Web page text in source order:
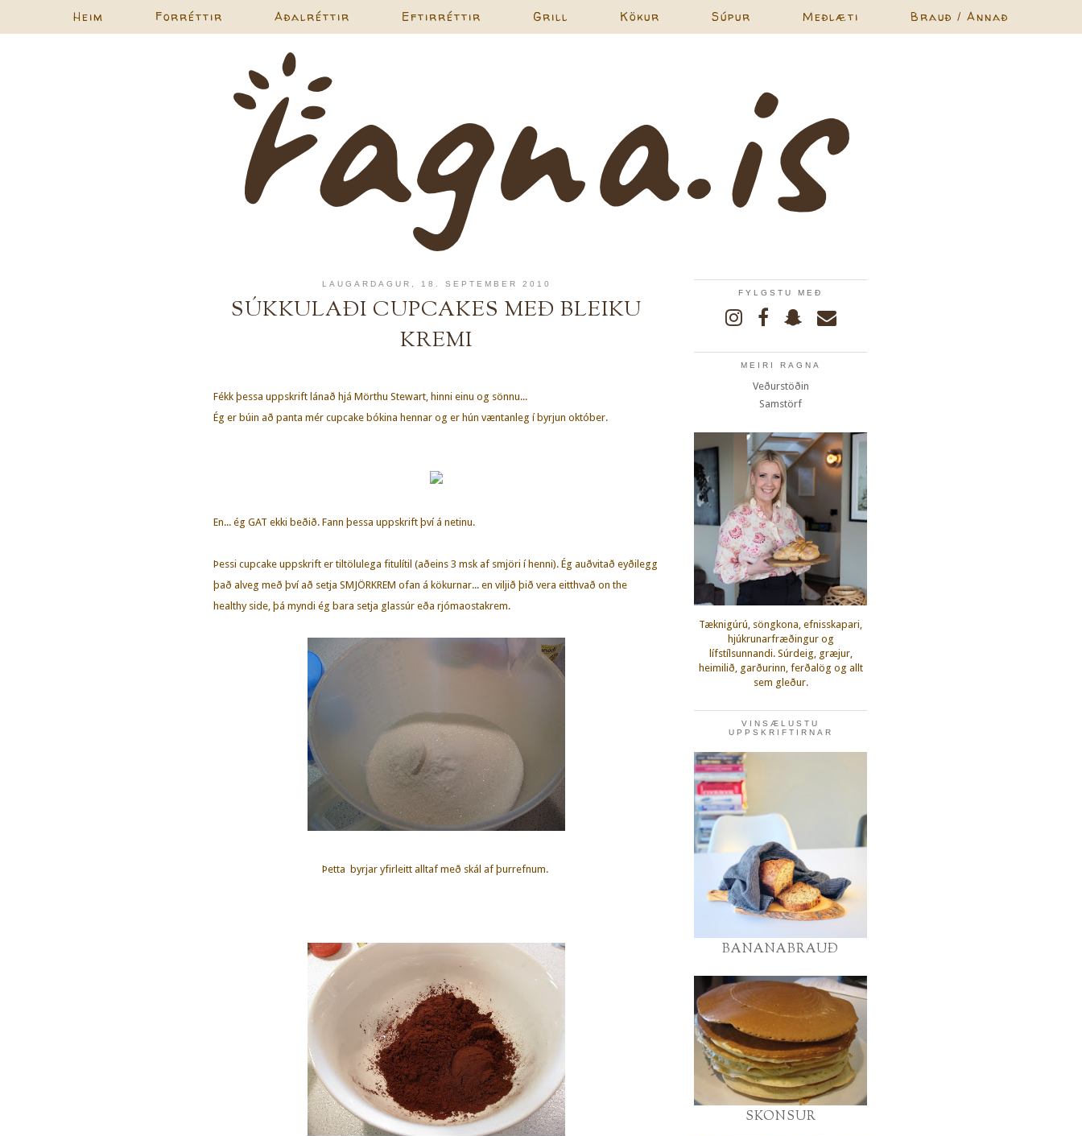
Heim Forréttir Aðalréttir Eftirréttir Grill Kökur Súpur Meðlæti Brauð / Annað
LAUGARDAGUR, 18. SEPTEMBER 2010
SÚKKULAÐI CUPCAKES MEÐ BLEIKU
KREMI
Fékk þessa uppskrift lánað hjá Mörthu Stewart, hinni einu og sönnu...
Ég er búin að panta mér cupcake bókina hennar og er hún væntanleg í byrjun október.
En... ég GAT ekki beðið. Fann þessa uppskrift því á netinu.
Þessi cupcake uppskrift er tiltölulega fitulítil (aðeins 3 msk af smjöri í henni). Ég auðvitað eyðilegg
það alveg með því að setja SMJÖRKREM ofan á kökurnar... en viljið þið vera eitthvað on the
healthy side, þá myndi ég bara setja glassúr eða rjómaostakrem.
Þetta byrjar yfirleitt alltaf með skál af þurrefnum.
FYLGSTU MEÐ
MEIRI RAGNA
Veðurstöðin
Samstörf
Tæknigúrú, söngkona, efnisskapari,
hjúkrunarfræðingur og
lífstílsunnandi. Súrdeig, græjur,
heimilið, garðurinn, ferðalög og allt
sem gleður.
VINSÆLUSTU
UPPSKRIFTIRNAR
BANANABRAUÐ
SKONSUR